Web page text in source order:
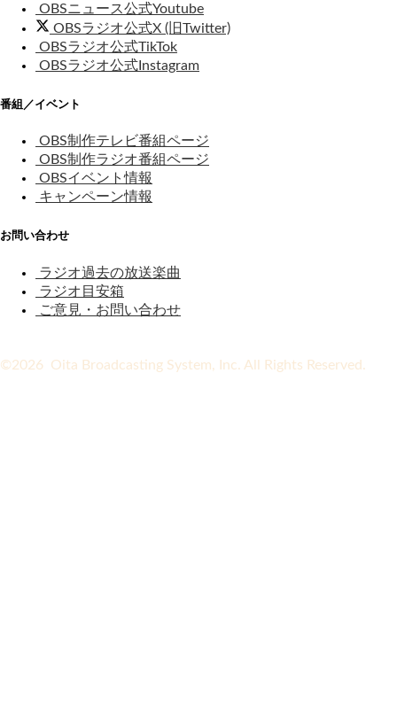
OBSニュース公式Youtube
OBSラジオ公式X (旧Twitter)
OBSラジオ公式TikTok
OBSラジオ公式Instagram
番組／イベント
OBS制作テレビ番組ページ
OBS制作ラジオ番組ページ
OBSイベント情報
キャンペーン情報
お問い合わせ
ラジオ過去の放送楽曲
ラジオ目安箱
ご意見・お問い合わせ
©2026 Oita Broadcasting System, Inc. All Rights Reserved.